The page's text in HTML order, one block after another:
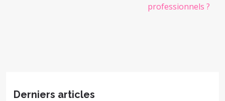
professionnels ?
Derniers articles